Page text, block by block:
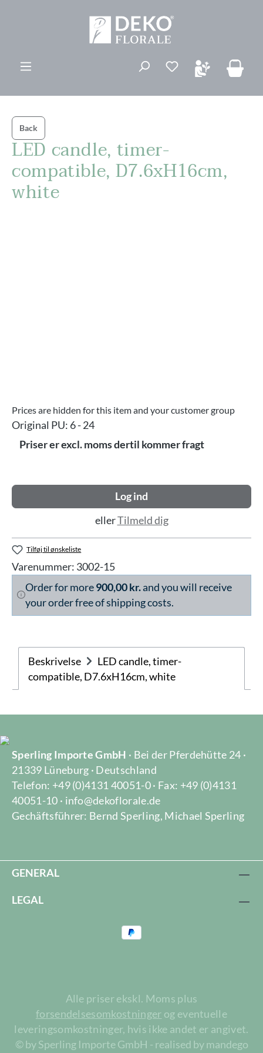
Du har 0
Back
LED candle, timer-
compatible, D7.6xH16cm,
white
Prices are hidden for this item and your customer group
Original PU: 6 - 24
Priser er excl. moms dertil kommer fragt
Log ind
ellerTilmeld dig
Tilføj til ønskeliste
Varenummer: 3002-15
Order for more900,00 kr.and you will receive
your order free of shipping costs.
Beskrivelse
LED candle, timer-
compatible, D7.6xH16cm, white
Sperling Importe GmbH · Bei der Pferdehütte 24 ·
21339 Lüneburg · Deutschland
Telefon: +49 (0)4131 40051-0 · Fax: +49 (0)4131
40051-10 · info@dekoflorale.de
Gechäftsführer: Bernd Sperling, Michael Sperling
GENERAL
LEGAL
Alle priser ekskl. Moms plus
forsendelsesomkostninger og eventuelle
leveringsomkostninger, hvis ikke andet er angivet.
© by Sperling Importe GmbH - realised by mandego